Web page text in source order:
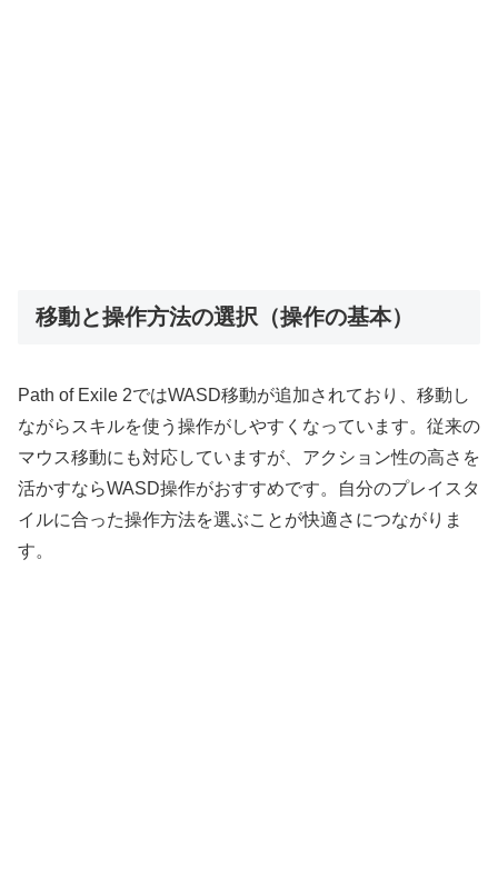
移動と操作方法の選択（操作の基本）
Path of Exile 2ではWASD移動が追加されており、移動し
ながらスキルを使う操作がしやすくなっています。従来の
マウス移動にも対応していますが、アクション性の高さを
活かすならWASD操作がおすすめです。自分のプレイスタ
イルに合った操作方法を選ぶことが快適さにつながりま
す。